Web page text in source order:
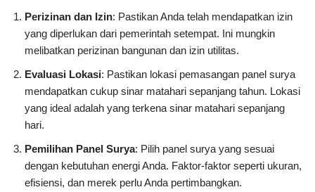
Perizinan dan Izin: Pastikan Anda telah mendapatkan izin
yang diperlukan dari pemerintah setempat. Ini mungkin
melibatkan perizinan bangunan dan izin utilitas.
Evaluasi Lokasi: Pastikan lokasi pemasangan panel surya
mendapatkan cukup sinar matahari sepanjang tahun. Lokasi
yang ideal adalah yang terkena sinar matahari sepanjang
hari.
Pemilihan Panel Surya: Pilih panel surya yang sesuai
dengan kebutuhan energi Anda. Faktor-faktor seperti ukuran,
efisiensi, dan merek perlu Anda pertimbangkan.